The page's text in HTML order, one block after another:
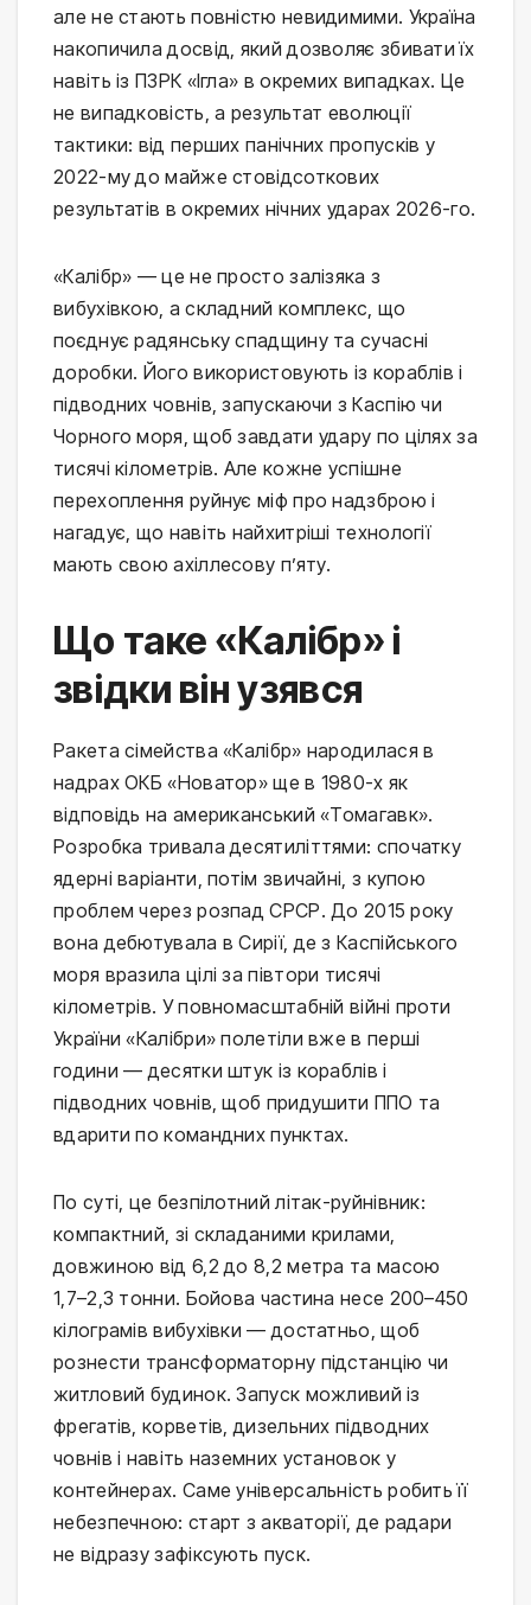
але не стають повністю невидимими. Україна
накопичила досвід, який дозволяє збивати їх
навіть із ПЗРК «Ігла» в окремих випадках. Це
не випадковість, а результат еволюції
тактики: від перших панічних пропусків у
2022-му до майже стовідсоткових
результатів в окремих нічних ударах 2026-го.
«Калібр» — це не просто залізяка з
вибухівкою, а складний комплекс, що
поєднує радянську спадщину та сучасні
доробки. Його використовують із кораблів і
підводних човнів, запускаючи з Каспію чи
Чорного моря, щоб завдати удару по цілях за
тисячі кілометрів. Але кожне успішне
перехоплення руйнує міф про надзброю і
нагадує, що навіть найхитріші технології
мають свою ахіллесову п’яту.
Що таке «Калібр» і
звідки він узявся
Ракета сімейства «Калібр» народилася в
надрах ОКБ «Новатор» ще в 1980-х як
відповідь на американський «Томагавк».
Розробка тривала десятиліттями: спочатку
ядерні варіанти, потім звичайні, з купою
проблем через розпад СРСР. До 2015 року
вона дебютувала в Сирії, де з Каспійського
моря вразила цілі за півтори тисячі
кілометрів. У повномасштабній війні проти
України «Калібри» полетіли вже в перші
години — десятки штук із кораблів і
підводних човнів, щоб придушити ППО та
вдарити по командних пунктах.
По суті, це безпілотний літак-руйнівник:
компактний, зі складаними крилами,
довжиною від 6,2 до 8,2 метра та масою
1,7–2,3 тонни. Бойова частина несе 200–450
кілограмів вибухівки — достатньо, щоб
рознести трансформаторну підстанцію чи
житловий будинок. Запуск можливий із
фрегатів, корветів, дизельних підводних
човнів і навіть наземних установок у
контейнерах. Саме універсальність робить її
небезпечною: старт з акваторії, де радари
не відразу зафіксують пуск.